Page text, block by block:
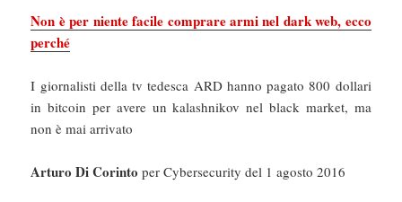
Non è per niente facile comprare armi nel dark web, ecco
perché
I giornalisti della tv tedesca ARD hanno pagato 800 dollari
in bitcoin per avere un kalashnikov nel black market, ma
non è mai arrivato
Arturo Di Corinto per Cybersecurity del 1 agosto 2016